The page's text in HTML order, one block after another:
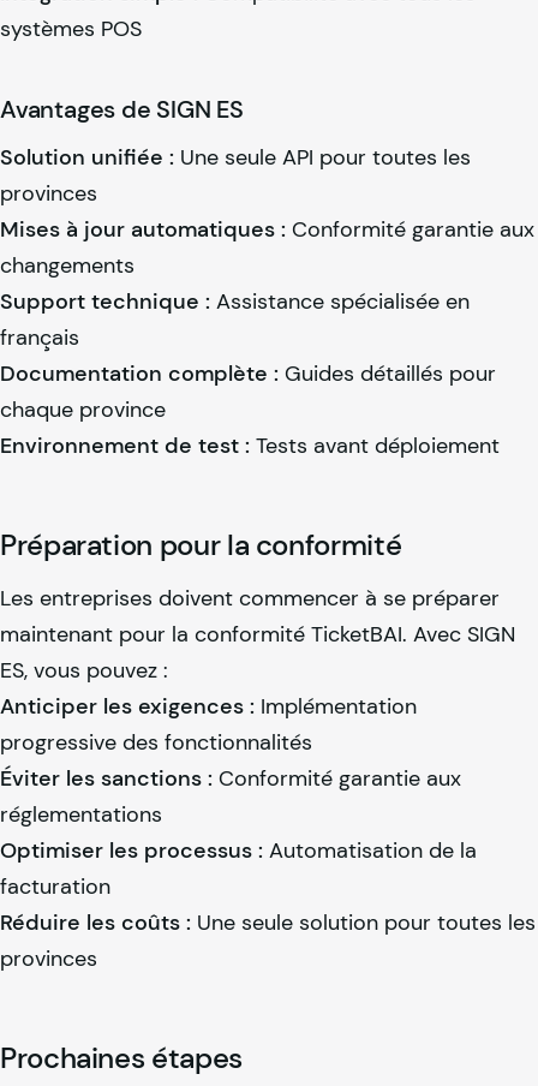
systèmes POS
Avantages de SIGN ES
Solution unifiée : Une seule API pour toutes les
provinces
Mises à jour automatiques : Conformité garantie aux
changements
Support technique : Assistance spécialisée en
français
Documentation complète : Guides détaillés pour
chaque province
Environnement de test : Tests avant déploiement
Préparation pour la conformité
Les entreprises doivent commencer à se préparer
maintenant pour la conformité TicketBAI. Avec SIGN
ES, vous pouvez :
Anticiper les exigences : Implémentation
progressive des fonctionnalités
Éviter les sanctions : Conformité garantie aux
réglementations
Optimiser les processus : Automatisation de la
facturation
Réduire les coûts : Une seule solution pour toutes les
provinces
Prochaines étapes